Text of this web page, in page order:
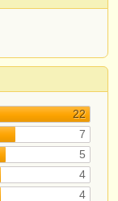
22
7
5
4
4